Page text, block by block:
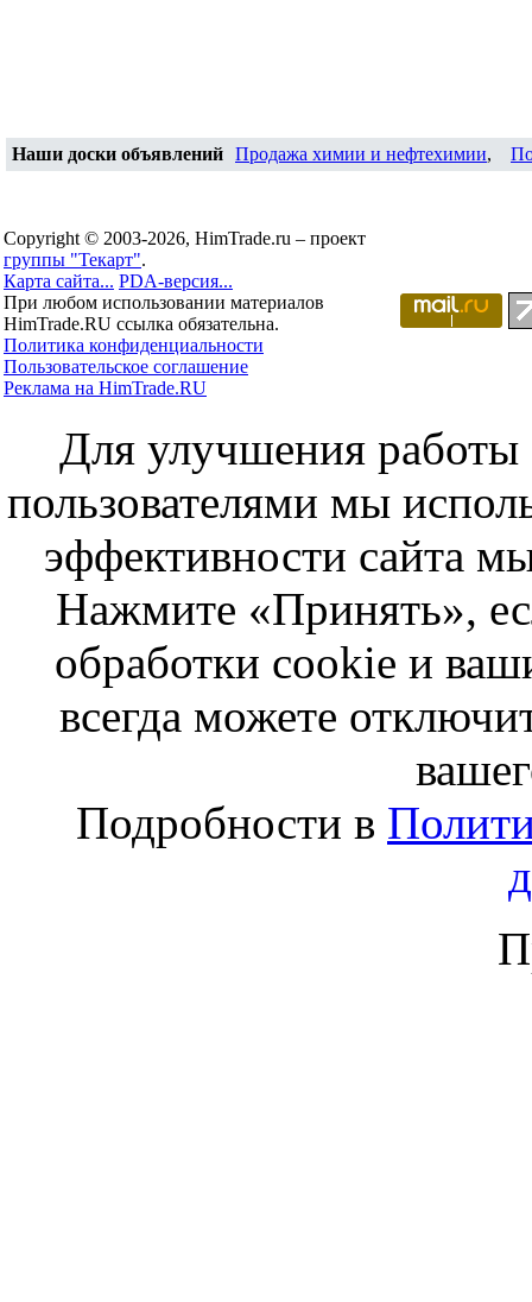
Наши доски объявлений Продажа химии и нефтехимии,
Copyright © 2003-2026, HimTrade.ru – проект
группы "Текарт".
Карта сайта... PDA-версия...
При любом использовании материалов
HimTrade.RU ссылка обязательна.
Политика конфиденциальности
Пользовательское соглашение
Реклама на HimTrade.RU
Для улучшения работы
пользователями мы
эффективности сайта
Нажмите «Принять»,
обработки cookie и
всегда можете
Подробности в